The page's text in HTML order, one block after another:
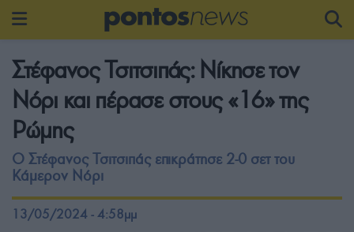
Στέφανος Τσιτσιπάς: Νίκησε τον
Νόρι και πέρασε στους «16» της
Ρώμης
Ο Στέφανος Τσιτσιπάς επικράτησε 2-0 σετ του
Κάμερον Νόρι
13/05/2024 - 4:58μμ